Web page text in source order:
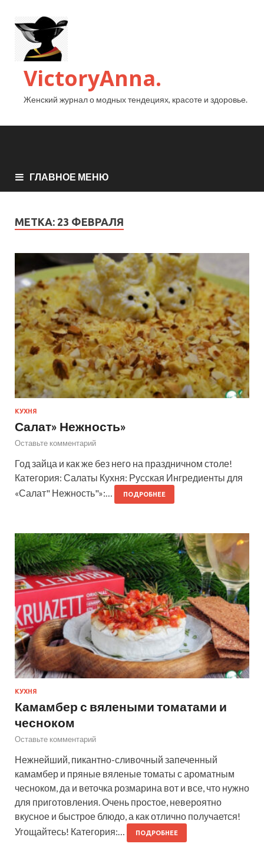
VictoryAnna.
Женский журнал о модных тендециях, красоте и здоровье.
ГЛАВНОЕ МЕНЮ
МЕТКА: 23 ФЕВРАЛЯ
КУХНЯ
Салат» Нежность»
Оставьте комментарий
Год зайца и как же без него на праздничном столе!
Категория: Салаты Кухня: Русская Ингредиенты для
«Салат" Нежность"»:…
ПОДРОБНЕЕ
КУХНЯ
Камамбер с вялеными томатами и
чесноком
Оставьте комментарий
Нежнейший, пикантно-сливочный запеченный
камамбер и пряные вяленые томаты с ароматным
чесноком, да и веточка розмарина вот и все, что нужно
для приготовления. Очень простое, невероятно
вкусное и быстрое блюдо, а как отлично получается!
Угощайтесь! Категория:…
ПОДРОБНЕЕ